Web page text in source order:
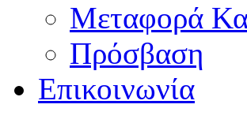
Μεταφορά
Πρόσβαση
Επικοινωνία